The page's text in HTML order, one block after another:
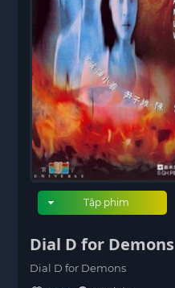
Tập phim
Dial D for Demons
Dial D for Demons